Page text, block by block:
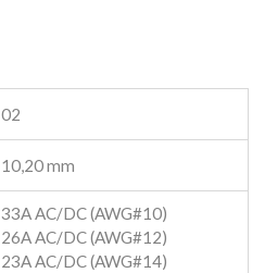
02
10,20 mm
33A AC/DC (AWG#10)
26A AC/DC (AWG#12)
23A AC/DC (AWG#14)